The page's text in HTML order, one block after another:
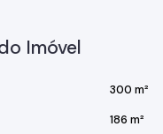
Imóvel
300 m²
186 m²